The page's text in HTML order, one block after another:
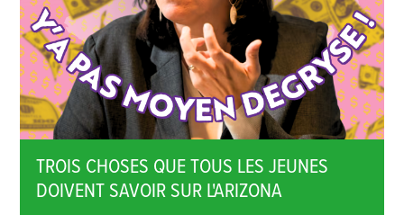
TROIS CHOSES QUE TOUS LES JEUNES
DOIVENT SAVOIR SUR L'ARIZONA